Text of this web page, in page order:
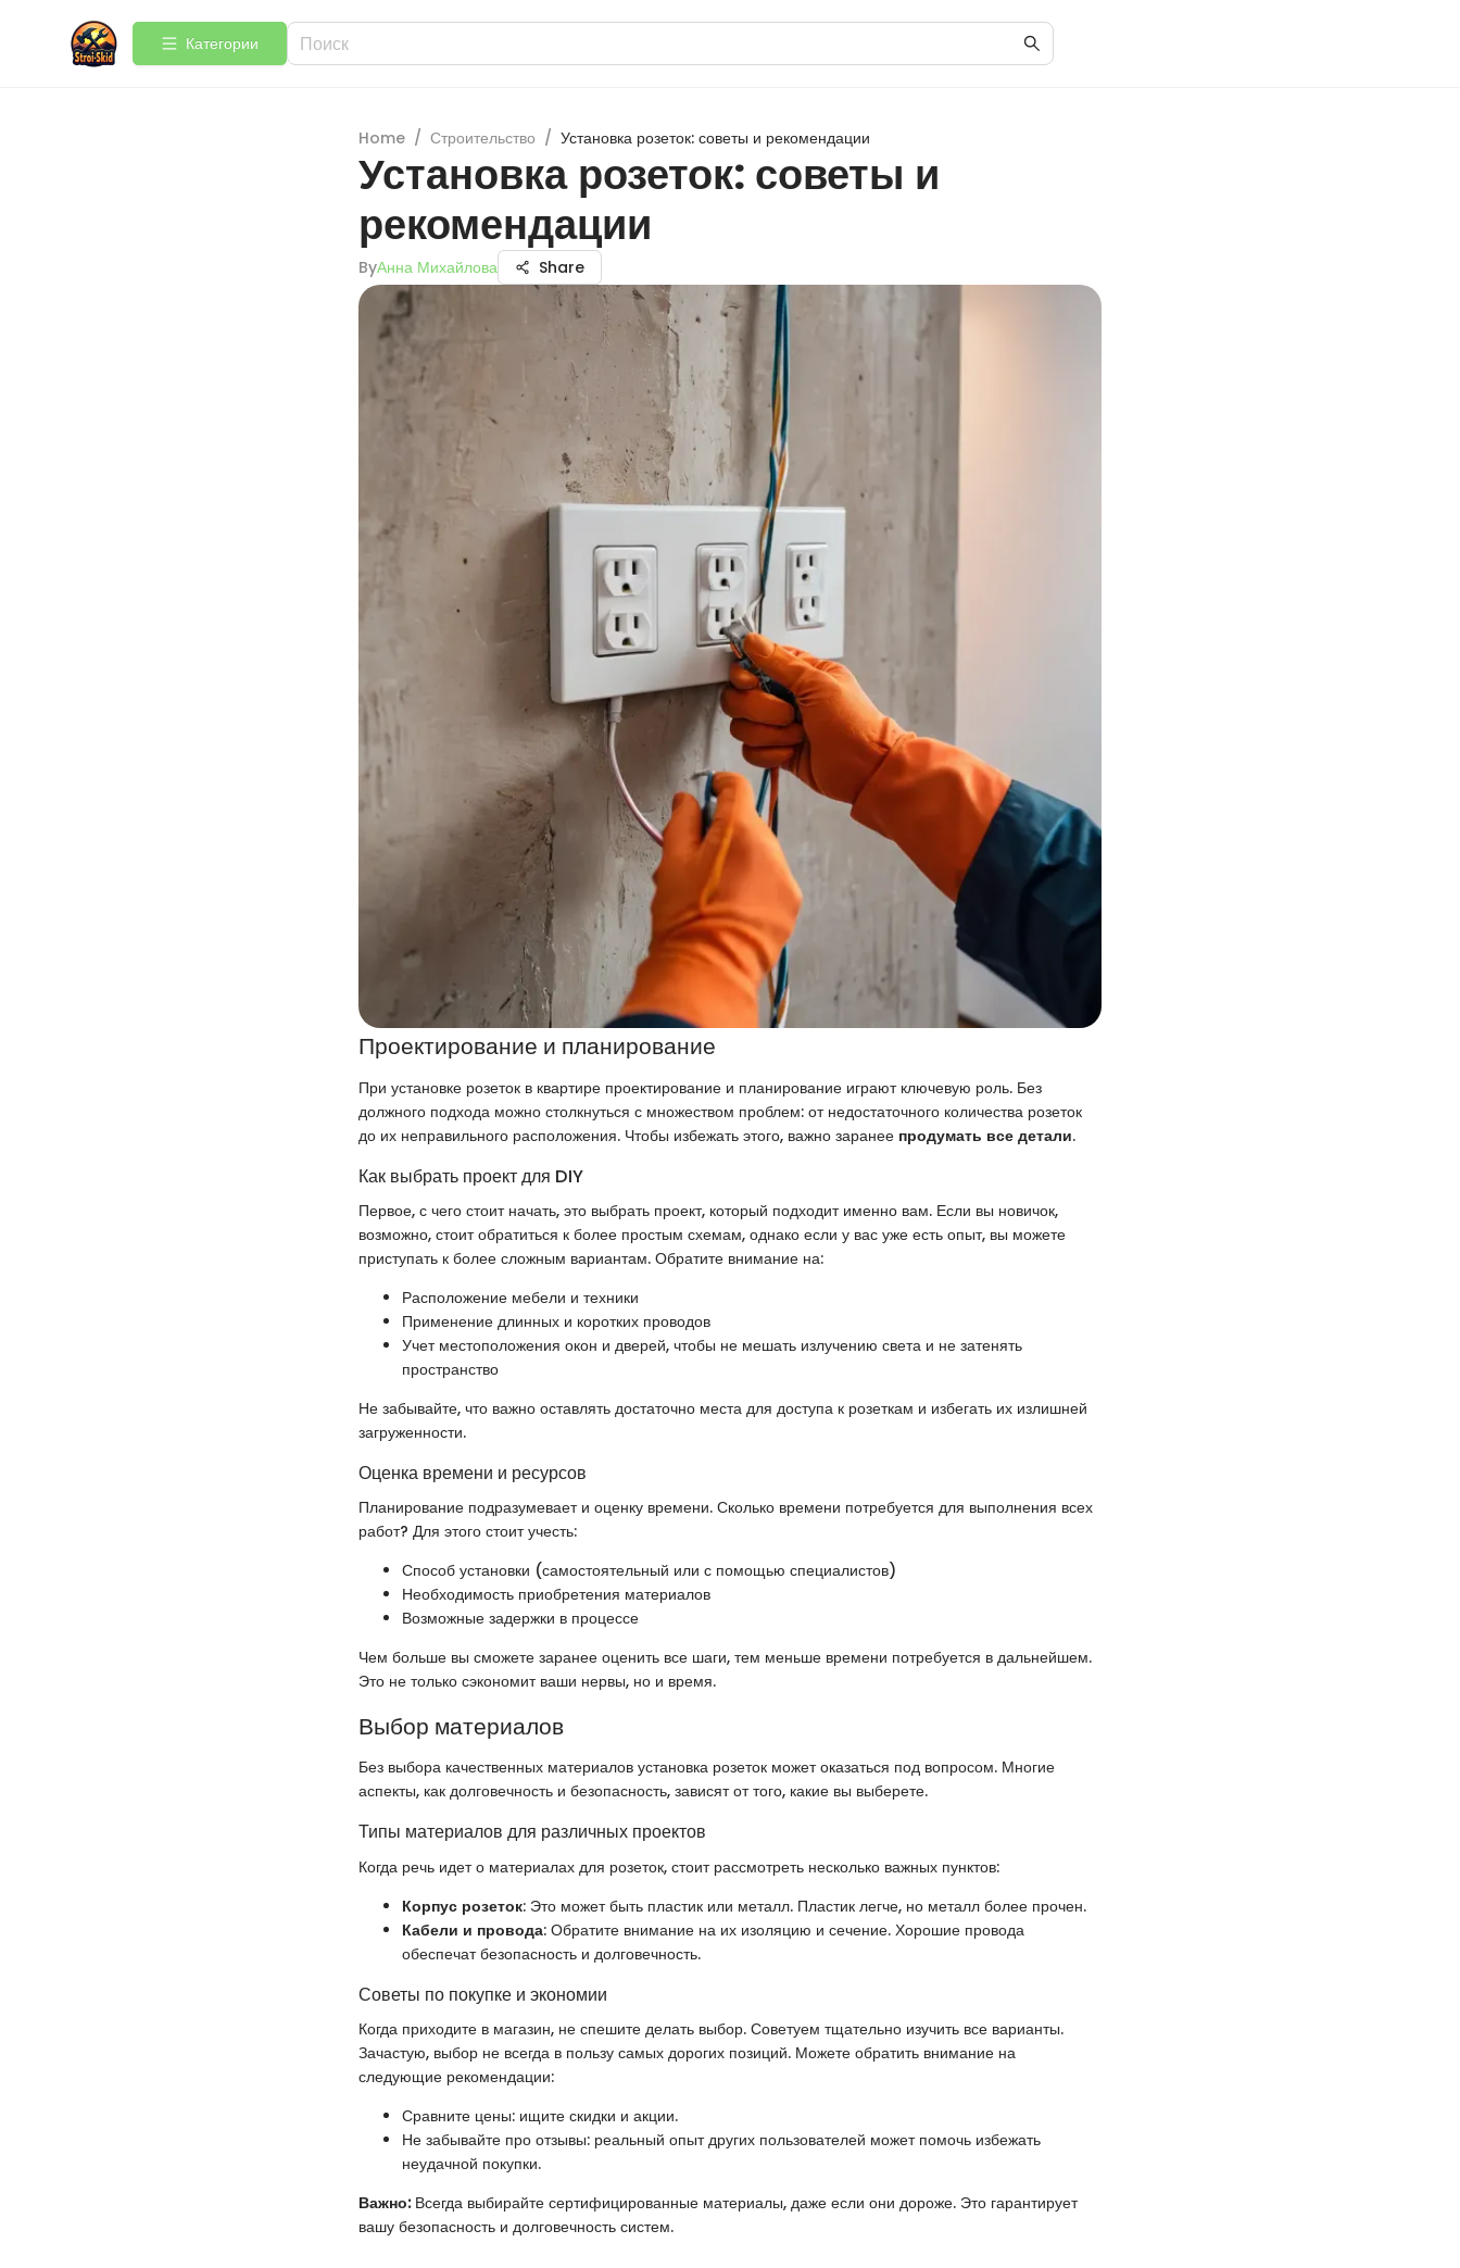
Категории
Home / Строительство / Установка розеток: советы и рекомендации
Установка розеток: советы и
рекомендации
ByАнна Михайлова Share
Проектирование и планирование
При установке розеток в квартире проектирование и планирование играют ключевую роль. Без
должного подхода можно столкнуться с множеством проблем: от недостаточного количества розеток
до их неправильного расположения. Чтобы избежать этого, важно заранее продумать все детали.
Как выбрать проект для DIY
Первое, с чего стоит начать, это выбрать проект, который подходит именно вам. Если вы новичок,
возможно, стоит обратиться к более простым схемам, однако если у вас уже есть опыт, вы можете
приступать к более сложным вариантам. Обратите внимание на:
Расположение мебели и техники
Применение длинных и коротких проводов
Учет местоположения окон и дверей, чтобы не мешать излучению света и не затенять
пространство
Не забывайте, что важно оставлять достаточно места для доступа к розеткам и избегать их излишней
загруженности.
Оценка времени и ресурсов
Планирование подразумевает и оценку времени. Сколько времени потребуется для выполнения всех
работ? Для этого стоит учесть:
Способ установки (самостоятельный или с помощью специалистов)
Необходимость приобретения материалов
Возможные задержки в процессе
Чем больше вы сможете заранее оценить все шаги, тем меньше времени потребуется в дальнейшем.
Это не только сэкономит ваши нервы, но и время.
Выбор материалов
Без выбора качественных материалов установка розеток может оказаться под вопросом. Многие
аспекты, как долговечность и безопасность, зависят от того, какие вы выберете.
Типы материалов для различных проектов
Когда речь идет о материалах для розеток, стоит рассмотреть несколько важных пунктов:
Корпус розеток: Это может быть пластик или металл. Пластик легче, но металл более прочен.
Кабели и провода: Обратите внимание на их изоляцию и сечение. Хорошие провода
обеспечат безопасность и долговечность.
Советы по покупке и экономии
Когда приходите в магазин, не спешите делать выбор. Советуем тщательно изучить все варианты.
Зачастую, выбор не всегда в пользу самых дорогих позиций. Можете обратить внимание на
следующие рекомендации:
Сравните цены: ищите скидки и акции.
Не забывайте про отзывы: реальный опыт других пользователей может помочь избежать
неудачной покупки.
Важно:Всегда выбирайте сертифицированные материалы, даже если они дороже. Это гарантирует
вашу безопасность и долговечность систем.